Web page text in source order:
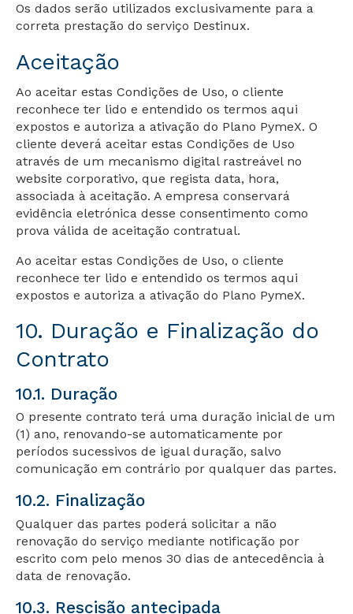
Os dados serão utilizados exclusivamente para a
correta prestação do serviço Destinux.
Aceitação
Ao aceitar estas Condições de Uso, o cliente
reconhece ter lido e entendido os termos aqui
expostos e autoriza a ativação do Plano PymeX. O
cliente deverá aceitar estas Condições de Uso
através de um mecanismo digital rastreável no
website corporativo, que regista data, hora,
associada à aceitação. A empresa conservará
evidência eletrónica desse consentimento como
prova válida de aceitação contratual.
Ao aceitar estas Condições de Uso, o cliente
reconhece ter lido e entendido os termos aqui
expostos e autoriza a ativação do Plano PymeX.
10. Duração e Finalização do
Contrato
10.1. Duração
O presente contrato terá uma duração inicial de um
(1) ano, renovando-se automaticamente por
períodos sucessivos de igual duração, salvo
comunicação em contrário por qualquer das partes.
10.2. Finalização
Qualquer das partes poderá solicitar a não
renovação do serviço mediante notificação por
escrito com pelo menos 30 dias de antecedência à
data de renovação.
10.3. Rescisão antecipada